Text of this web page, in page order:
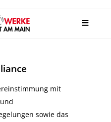
mit
sowie das